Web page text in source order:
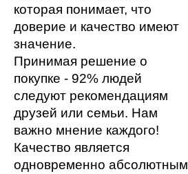
которая понимает, что
доверие и качество имеют
значение.
Принимая решение о
покупке - 92% людей
следуют рекомендациям
друзей или семьи. Нам
важно мнение каждого!
Качество является
одновременно абсолютным